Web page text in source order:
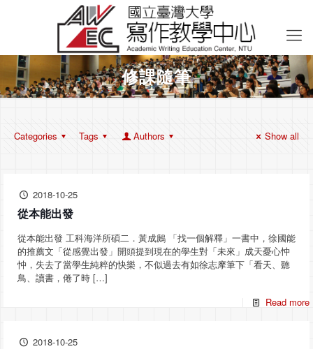
修課隨筆
Categories Tags Authors Show all
2018-10-25
從本能出發
從本能出發 工科海洋所碩二．黃成鶊 「找一個解釋」一書中，徐國能
的推薦文「從感覺出發」開頭提到現在的學生對「未來」成天憂心忡
忡，失去了當學生純粹的快樂，不似過去有如徐志摩筆下「看天、聽
鳥、讀書，倦了時 […]
Read more
2018-10-25